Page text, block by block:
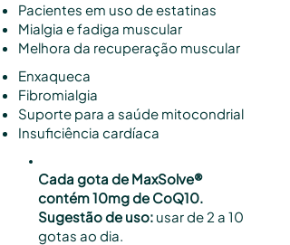
Pacientes em uso de estatinas
Mialgia e fadiga muscular
Melhora da recuperação muscular
Enxaqueca
Fibromialgia
Suporte para a saúde mitocondrial
Insuficiência cardíaca
Cada gota de MaxSolve®
contém 10mg de CoQ10.
Sugestão de uso: usar de 2 a 10
gotas ao dia.